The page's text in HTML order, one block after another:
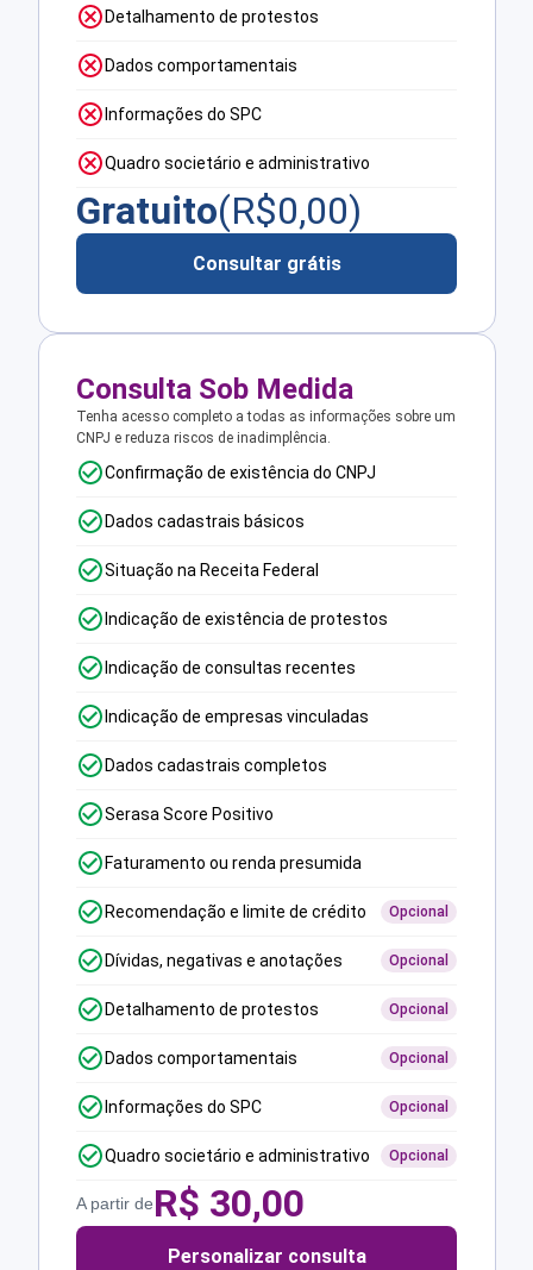
Detalhamento de protestos
Dados comportamentais
Informações do SPC
Quadro societário e administrativo
Gratuito(R$0,00)
Consultar grátis
Consulta Sob Medida
Tenha acesso completo a todas as informações sobre um
CNPJ e reduza riscos de inadimplência.
Confirmação de existência do CNPJ
Dados cadastrais básicos
Situação na Receita Federal
Indicação de existência de protestos
Indicação de consultas recentes
Indicação de empresas vinculadas
Dados cadastrais completos
Serasa Score Positivo
Faturamento ou renda presumida
Recomendação e limite de crédito Opcional
Dívidas, negativas e anotações Opcional
Detalhamento de protestos Opcional
Dados comportamentais Opcional
Informações do SPC Opcional
Quadro societário e administrativo Opcional
A partir deR$ 30,00
Personalizar consulta